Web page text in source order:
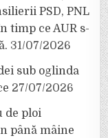
PSD, PNL
timp ce AUR s-
31/07/2026
sub oglinda
27/07/2026
de ploi
până mâine